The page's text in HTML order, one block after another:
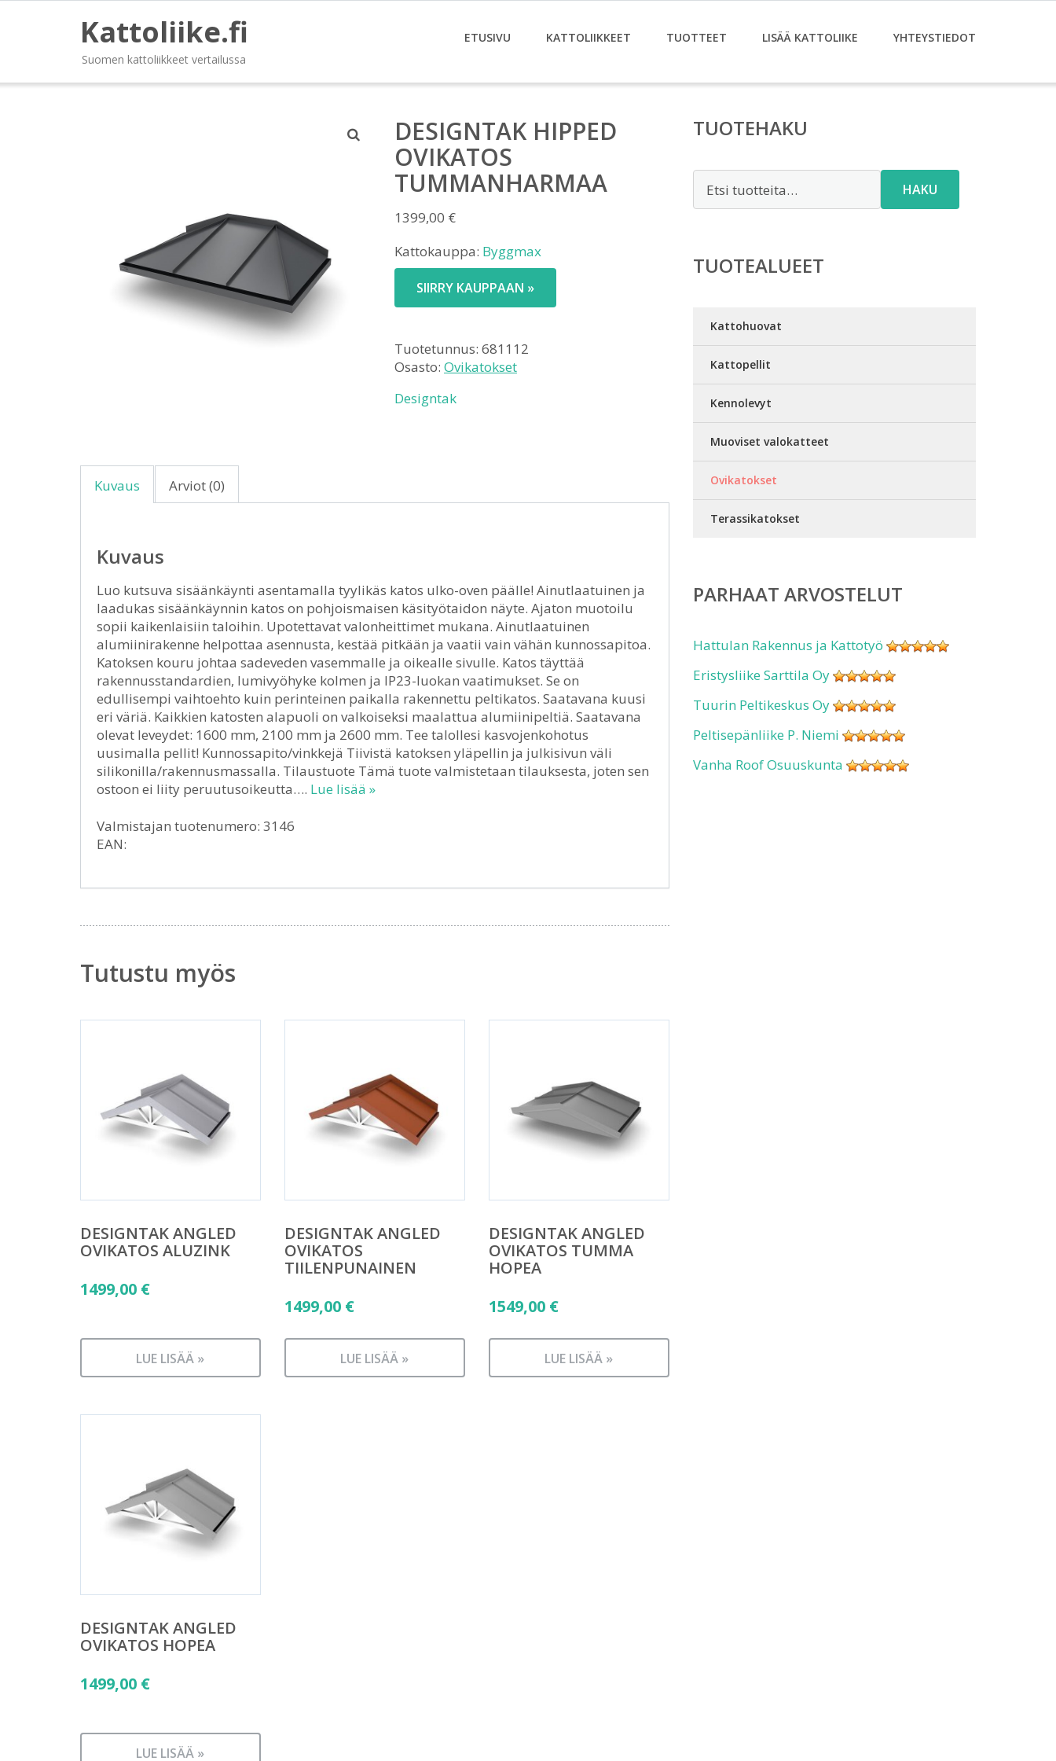
Kattoliike.fi
Suomen kattoliikkeet vertailussa
ETUSIVU KATTOLIIKKEET TUOTTEET LISÄÄ KATTOLIIKE YHTEYSTIEDOT
DESIGNTAK HIPPED
OVIKATOS
TUMMANHARMAA
1399,00 €
Kattokauppa: Byggmax
SIIRRY KAUPPAAN »
Tuotetunnus: 681112
Osasto: Ovikatokset
Designtak
Kuvaus Arviot (0)
Kuvaus
Luo kutsuva sisäänkäynti asentamalla tyylikäs katos ulko-oven päälle! Ainutlaatuinen ja
laadukas sisäänkäynnin katos on pohjoismaisen käsityötaidon näyte. Ajaton muotoilu
sopii kaikenlaisiin taloihin. Upotettavat valonheittimet mukana. Ainutlaatuinen
alumiinirakenne helpottaa asennusta, kestää pitkään ja vaatii vain vähän kunnossapitoa.
Katoksen kouru johtaa sadeveden vasemmalle ja oikealle sivulle. Katos täyttää
rakennusstandardien, lumivyöhyke kolmen ja IP23-luokan vaatimukset. Se on
edullisempi vaihtoehto kuin perinteinen paikalla rakennettu peltikatos. Saatavana kuusi
eri väriä. Kaikkien katosten alapuoli on valkoiseksi maalattua alumiinipeltiä. Saatavana
olevat leveydet: 1600 mm, 2100 mm ja 2600 mm. Tee talollesi kasvojenkohotus
uusimalla pellit! Kunnossapito/vinkkejä Tiivistä katoksen yläpellin ja julkisivun väli
silikonilla/rakennusmassalla. Tilaustuote Tämä tuote valmistetaan tilauksesta, joten sen
ostoon ei liity peruutusoikeutta…. Lue lisää »
Valmistajan tuotenumero: 3146
EAN:
Tutustu myös
DESIGNTAK ANGLED
OVIKATOS ALUZINK
1499,00 €
LUE LISÄÄ »
DESIGNTAK ANGLED
OVIKATOS
TIILENPUNAINEN
1499,00 €
LUE LISÄÄ »
DESIGNTAK ANGLED
OVIKATOS TUMMA
HOPEA
1549,00 €
LUE LISÄÄ »
DESIGNTAK ANGLED
OVIKATOS HOPEA
1499,00 €
LUE LISÄÄ »
TUOTEHAKU
HAKU
TUOTEALUEET
Kattohuovat
Kattopellit
Kennolevyt
Muoviset valokatteet
Ovikatokset
Terassikatokset
PARHAAT ARVOSTELUT
Hattulan Rakennus ja Kattotyö
Eristysliike Sarttila Oy
Tuurin Peltikeskus Oy
Peltisepänliike P. Niemi
Vanha Roof Osuuskunta